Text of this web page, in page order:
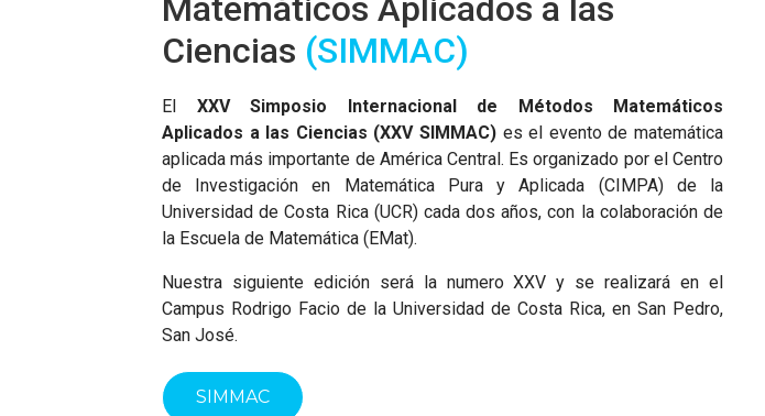
Matemáticos Aplicados a las
Ciencias (SIMMAC)
El XXV Simposio Internacional de Métodos Matemáticos
Aplicados a las Ciencias (XXV SIMMAC) es el evento de matemática
aplicada más importante de América Central. Es organizado por el Centro
de Investigación en Matemática Pura y Aplicada (CIMPA) de la
Universidad de Costa Rica (UCR) cada dos años, con la colaboración de
la Escuela de Matemática (EMat).
Nuestra siguiente edición será la numero XXV y se realizará en el
Campus Rodrigo Facio de la Universidad de Costa Rica, en San Pedro,
San José.
SIMMAC